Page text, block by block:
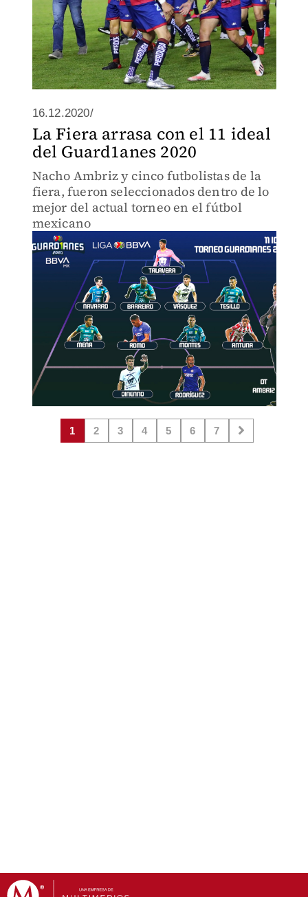
16.12.2020/
La Fiera arrasa con el 11 ideal
del Guard1anes 2020
Nacho Ambriz y cinco futbolistas de la
fiera, fueron seleccionados dentro de lo
mejor del actual torneo en el fútbol
mexicano
1 2 3 4 5 6 7